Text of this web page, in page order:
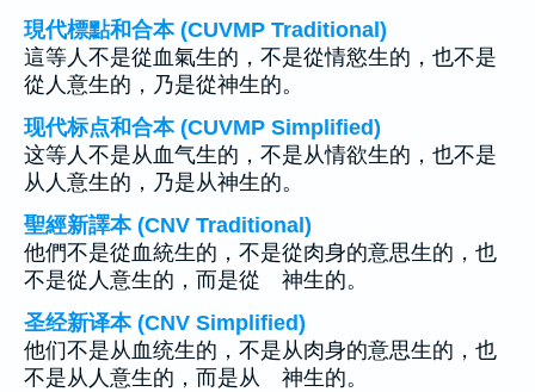
現代標點和合本 (CUVMP Traditional)
這等人不是從血氣生的，不是從情慾生的，也不是
從人意生的，乃是從神生的。
现代标点和合本 (CUVMP Simplified)
这等人不是从血气生的，不是从情欲生的，也不是
从人意生的，乃是从神生的。
聖經新譯本 (CNV Traditional)
他們不是從血統生的，不是從肉身的意思生的，也
不是從人意生的，而是從 神生的。
圣经新译本 (CNV Simplified)
他们不是从血统生的，不是从肉身的意思生的，也
不是从人意生的，而是从 神生的。